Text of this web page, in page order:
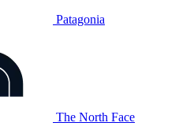
Patagonia
The North Face